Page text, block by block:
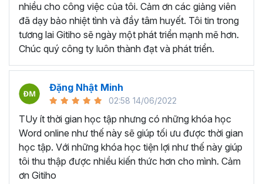
Bất kể ai đang có mong muốn học về Microsoft Word,
khóa học này đều phù hợp dù bạn làm việc ở lĩnh vực hay
ngành nghề nào:
Sinh viên, học sinh muốn dùng Word để làm đồ án,
luận văn.
Nhân viên văn phòng dùng Word để hoàn thành các
nghiệp vụ như soạn thảo văn bản, hợp đồng, báo
cáo,...
Ứng viên muốn làm đẹp CV và gây ấn tượng trong
mắt nhà tuyển dụng
Giáo viên, giảng viên muốn sử dụng Word để soạn
giáo án, bài giảng.
nhiều cho công việc của tôi. Cảm ơn các giảng viên
đã dạy bảo nhiệt tình và đầy tâm huyết. Tôi tin trong
tương lai Gitiho sẽ ngày một phát triển mạnh mẽ hơn.
Chúc quý công ty luôn thành đạt và phát triển.
Đặng Nhật Minh
02:58 14/06/2022
TUy ít thời gian học tập nhưng có những khóa học
Word online như thế này sẽ giúp tối ưu được thời gian
học tập. Với những khóa học tiện lợi như thế này giúp
tôi thu thập được nhiều kiến thức hơn cho mình. Cảm
ơn Gitiho